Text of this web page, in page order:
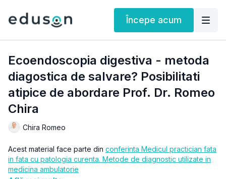
Începe acum
Ecoendoscopia digestiva - metoda
diagostica de salvare? Posibilitati
atipice de abordare Prof. Dr. Romeo
Chira
Chira Romeo
Acest material face parte din conferinta Medicul practician fata
in fata cu patologia curenta. Metode de diagnostic utilizate in
medicina ambulatorie